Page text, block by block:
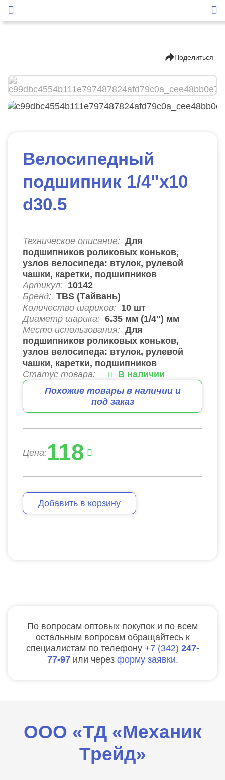
Поделиться
Велосипедный
подшипник 1/4"х10
d30.5
Техническое описание: Для
подшипников роликовых коньков,
узлов велосипеда: втулок, рулевой
чашки, каретки, подшипников
Артикул: 10142
Бренд: TBS (Тайвань)
Количество шариков: 10 шт
Диаметр шарика: 6.35 мм (1/4") мм
Место использования: Для
подшипников роликовых коньков,
узлов велосипеда: втулок, рулевой
чашки, каретки, подшипников
Статус товара:
В наличии
Похожие товары в наличии и
под заказ
Цена:118
Добавить в корзину
По вопросам оптовых покупок и по всем
остальным вопросам обращайтесь к
специалистам по телефону
7 342 247-
77-97 или через форму заявки.
ООО «ТД «Механик
Трейд»